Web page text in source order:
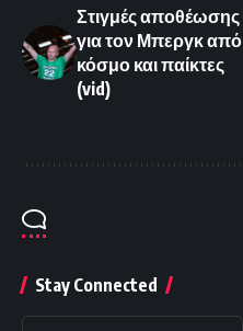
Στιγμές αποθέωσης
για τον Μπεργκ από
κόσμο και παίκτες
(vid)
Stay Connected